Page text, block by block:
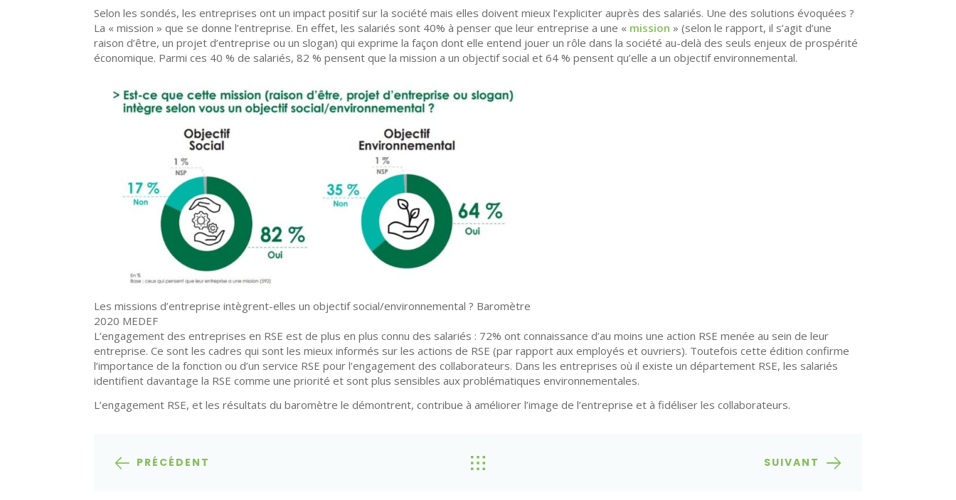
Selon les sondés, les entreprises ont un impact positif sur la société mais elles doivent mieux l’expliciter auprès des salariés. Une des solutions évoquées ?
La « mission » que se donne l’entreprise. En effet, les salariés sont 40% à penser que leur entreprise a une « mission » (selon le rapport, il s’agit d’une
raison d’être, un projet d’entreprise ou un slogan) qui exprime la façon dont elle entend jouer un rôle dans la société au-delà des seuls enjeux de prospérité
économique. Parmi ces 40 % de salariés, 82 % pensent que la mission a un objectif social et 64 % pensent qu’elle a un objectif environnemental.
Les missions d’entreprise intègrent-elles un objectif social/environnemental ? Baromètre
2020 MEDEF
L’engagement des entreprises en RSE est de plus en plus connu des salariés : 72% ont connaissance d’au moins une action RSE menée au sein de leur
entreprise. Ce sont les cadres qui sont les mieux informés sur les actions de RSE (par rapport aux employés et ouvriers). Toutefois cette édition confirme
l’importance de la fonction ou d’un service RSE pour l’engagement des collaborateurs. Dans les entreprises où il existe un département RSE, les salariés
identifient davantage la RSE comme une priorité et sont plus sensibles aux problématiques environnementales.
L’engagement RSE, et les résultats du baromètre le démontrent, contribue à améliorer l’image de l’entreprise et à fidéliser les collaborateurs.
PRÉCÉDENT SUIVANT